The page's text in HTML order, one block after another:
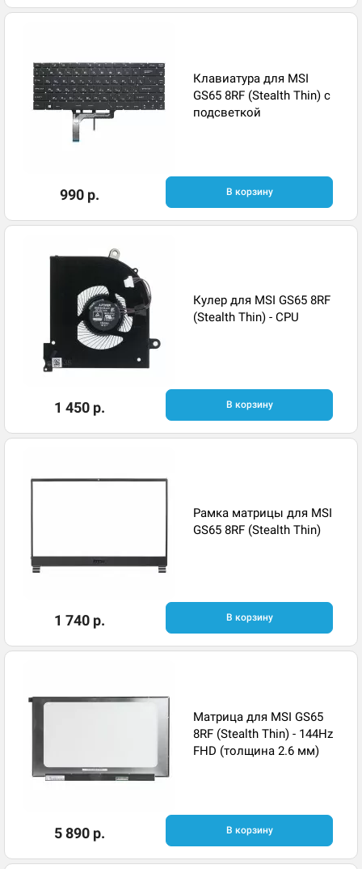
Клавиатура для MSI
GS65 8RF (Stealth Thin) с
подсветкой
990 р. В корзину
Кулер для MSI GS65 8RF
(Stealth Thin) - CPU
1 450 р. В корзину
Рамка матрицы для MSI
GS65 8RF (Stealth Thin)
1 740 р. В корзину
Матрица для MSI GS65
8RF (Stealth Thin) - 144Hz
FHD (толщина 2.6 мм)
5 890 р. В корзину